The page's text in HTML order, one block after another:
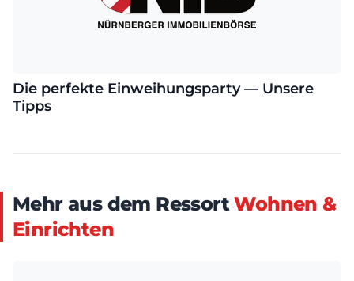
Die perfekte Einweihungsparty — Unsere
Tipps
Mehr aus dem RessortWohnen &
Einrichten